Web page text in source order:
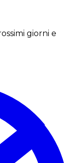
giorni e